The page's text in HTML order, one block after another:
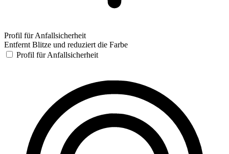
Profil für Anfallsicherheit
Entfernt Blitze und reduziert die Farbe
Profil für Anfallsicherheit